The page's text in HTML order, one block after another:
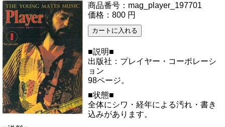
商品番号：mag_player_197701
価格：800 円
■説明■
出版社：プレイヤー・コーポレーシ
ョン
98ページ。
■状態■
全体にシワ・経年による汚れ・書き
込みがあります。